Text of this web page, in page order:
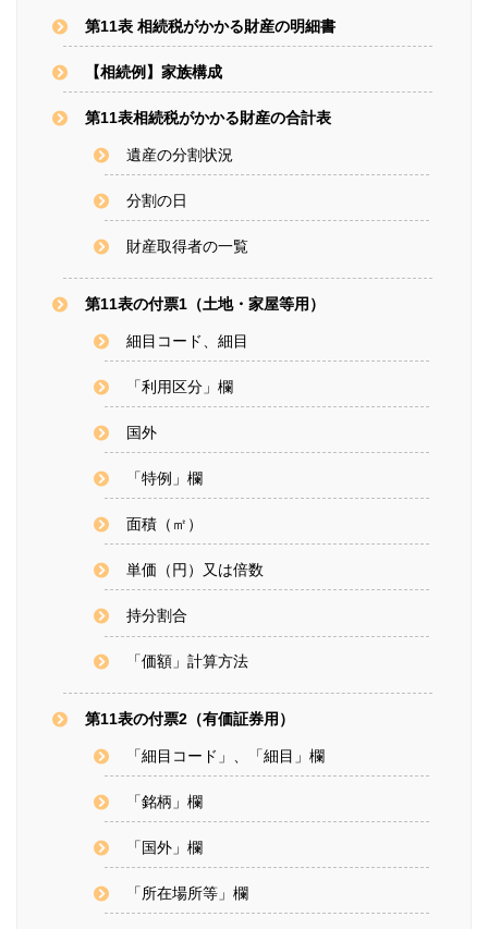
第11表 相続税がかかる財産の明細書
【相続例】家族構成
第11表相続税がかかる財産の合計表
遺産の分割状況
分割の日
財産取得者の一覧
第11表の付票1（土地・家屋等用）
細目コード、細目
「利用区分」欄
国外
「特例」欄
面積（㎡）
単価（円）又は倍数
持分割合
「価額」計算方法
第11表の付票2（有価証券用）
「細目コード」、「細目」欄
「銘柄」欄
「国外」欄
「所在場所等」欄